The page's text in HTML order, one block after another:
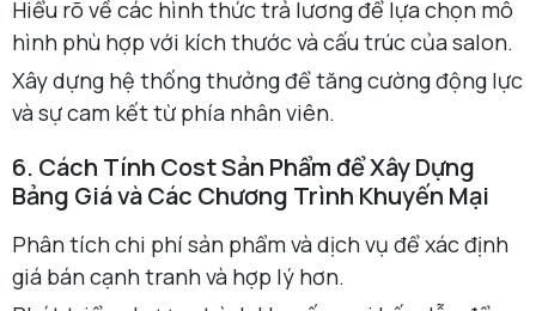
Hiểu rõ về các hình thức trả lương để lựa chọn mô
hình phù hợp với kích thước và cấu trúc của salon.
Xây dựng hệ thống thưởng để tăng cường động lực
và sự cam kết từ phía nhân viên.
6. Cách Tính Cost Sản Phẩm để Xây Dựng
Bảng Giá và Các Chương Trình Khuyến Mại
Phân tích chi phí sản phẩm và dịch vụ để xác định
giá bán cạnh tranh và hợp lý hơn.